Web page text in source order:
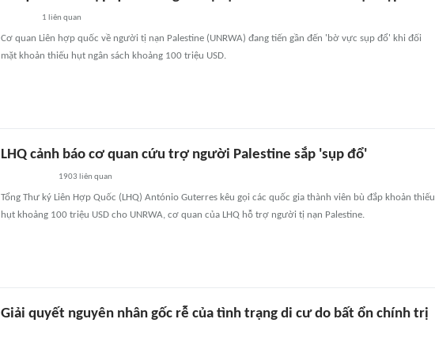
1 liên quan
Cơ quan Liên hợp quốc về người tị nạn Palestine (UNRWA) đang tiến gần đến 'bờ vực sụp đổ' khi đối
mặt khoản thiếu hụt ngân sách khoảng 100 triệu USD.
LHQ cảnh báo cơ quan cứu trợ người Palestine sắp 'sụp đổ'
1903 liên quan
Tổng Thư ký Liên Hợp Quốc (LHQ) António Guterres kêu gọi các quốc gia thành viên bù đắp khoản thiếu
hụt khoảng 100 triệu USD cho UNRWA, cơ quan của LHQ hỗ trợ người tị nạn Palestine.
Giải quyết nguyên nhân gốc rễ của tình trạng di cư do bất ổn chính trị